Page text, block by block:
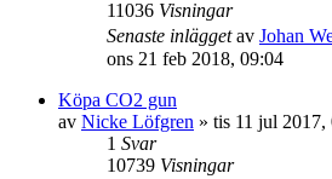
11036 Visningar
Senaste inläggetav Johan
ons 21 feb 2018, 09:04
Köpa CO2 gun
av Nicke Löfgren » tis 11 jul 2017,
1 Svar
10739 Visningar